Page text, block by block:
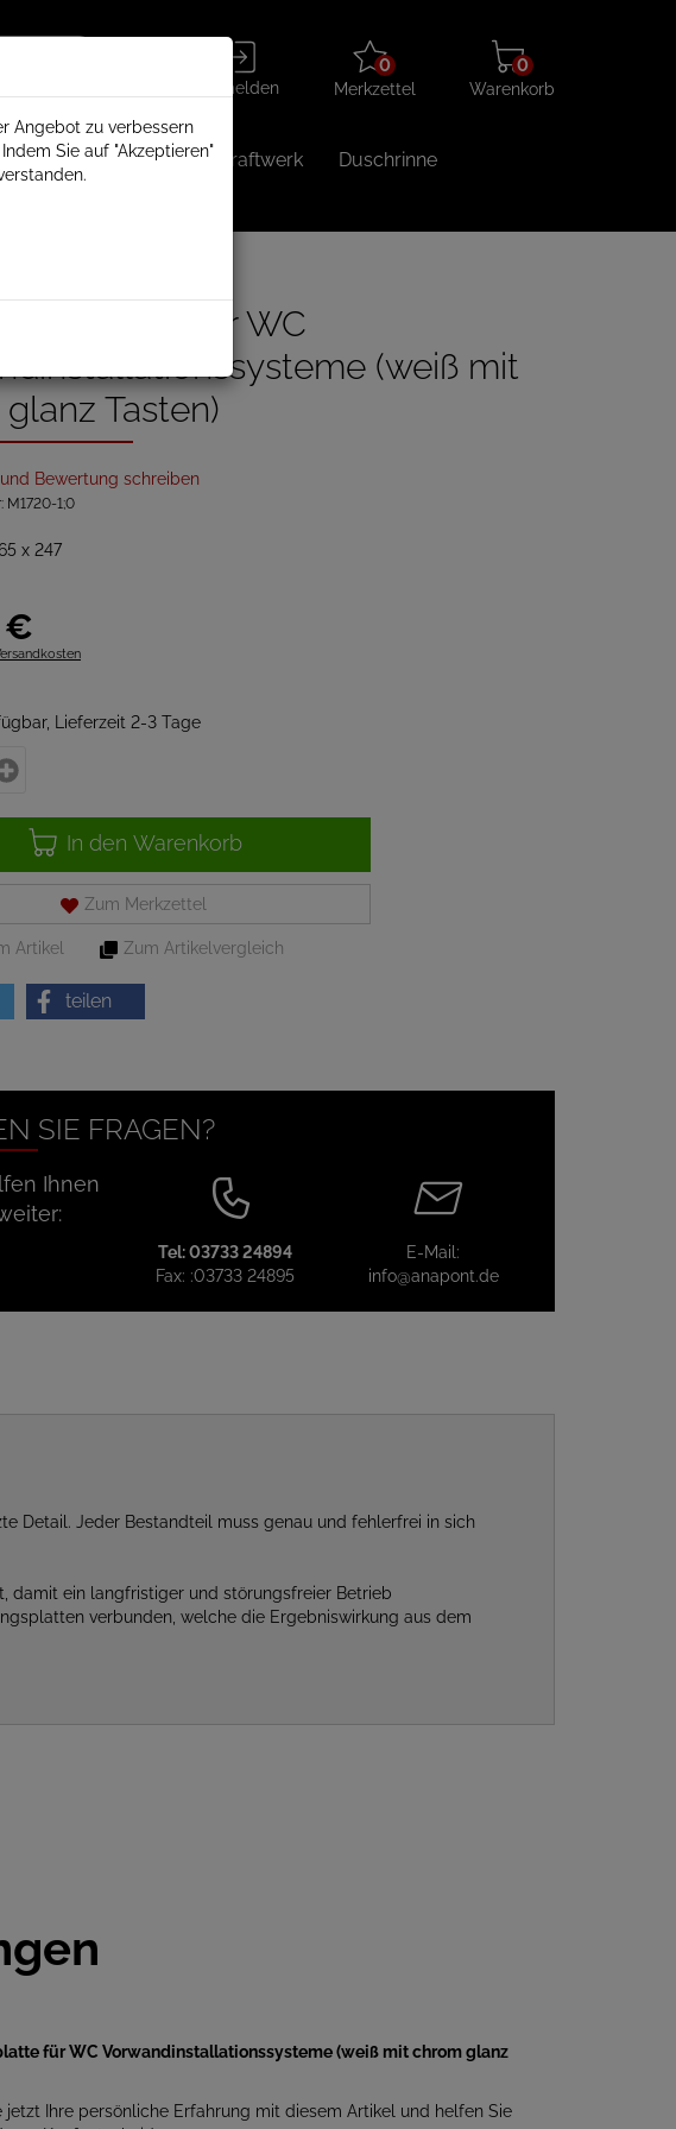
Anmelden
Anmelden
Merkzettel
aufklappen
0
Merkzettel
Warenkorb
aufklappen
0
Warenkorb
Balkonkraftwerk Duschrinne
für WC
(weiß mit
Tasten)
Bewertung schreiben
M1720-1;0
x 247
€
Lieferzeit 2-3 Tage
In den Warenkorb
Zum Merkzettel
Artikel Zum Artikelvergleich
teilen
SIE FRAGEN?
Ihnen
Tel:03733 24894
Fax: :03733 24895
E-Mail:
info@anapont.de
Detail. Jeder Bestandteil muss genau und fehlerfrei in sich
damit ein langfristiger und störungsfreier Betrieb
verbunden, welche die Ergebniswirkung aus dem
für WC Vorwandinstallationssysteme (weiß mit chrom glanz
jetzt Ihre persönliche Erfahrung mit diesem Artikel und helfen Sie
Angebot zu verbessern
Sie auf "Akzeptieren"